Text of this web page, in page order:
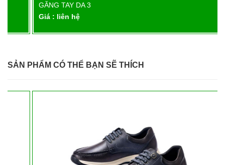
GĂNG TAY DA 3
Giá : liên hệ
SẢN PHẨM CÓ THỂ BẠN SẼ THÍCH